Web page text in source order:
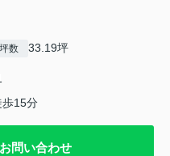
坪数 33.19坪
歩15分
問い合わせ